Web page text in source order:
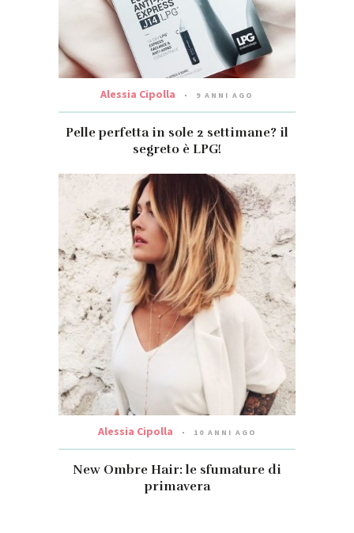
Alessia Cipolla 9 ANNI AGO
Pelle perfetta in sole 2 settimane? il
segreto è LPG!
Alessia Cipolla 10 ANNI AGO
New Ombre Hair: le sfumature di
primavera